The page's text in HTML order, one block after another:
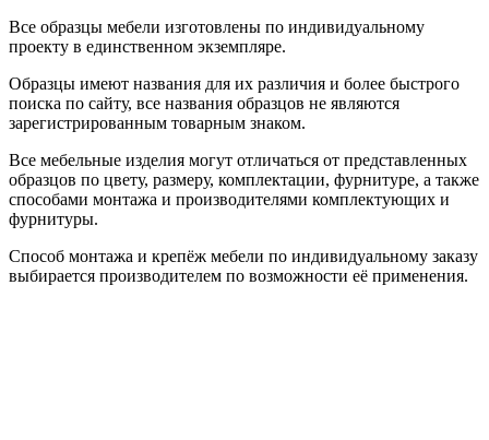
Все образцы мебели изготовлены по индивидуальному
проекту в единственном экземпляре.
Образцы имеют названия для их различия и более быстрого
поиска по сайту, все названия образцов не являются
зарегистрированным товарным знаком.
Все мебельные изделия могут отличаться от представленных
образцов по цвету, размеру, комплектации, фурнитуре, а также
способами монтажа и производителями комплектующих и
фурнитуры.
Способ монтажа и крепёж мебели по индивидуальному заказу
выбирается производителем по возможности её применения.